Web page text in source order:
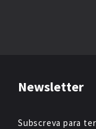
Newsletter
Subscreva para